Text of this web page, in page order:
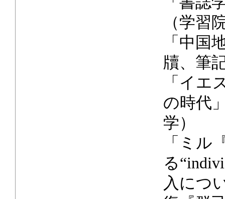
（学習
「中国
牘、筆
「イエ
の時代
学）
「ミル
る
入につ